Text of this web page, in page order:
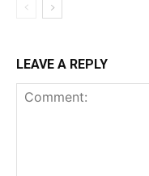
LEAVE A REPLY